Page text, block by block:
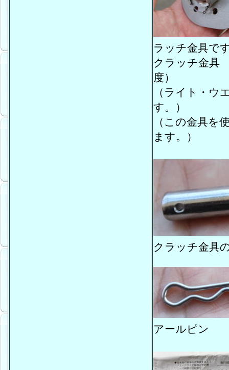
ラッチ金具で
クラッチ金具
度）
（ライト・ウ
す。）
（この金具を
ます。）
クラッチ金
アールピン